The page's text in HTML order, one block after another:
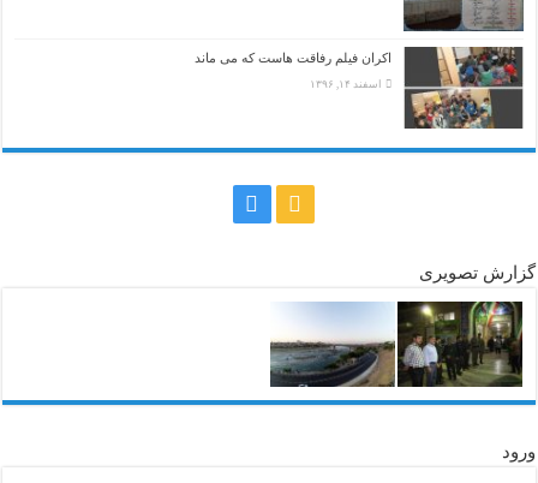
اکران فیلم رفاقت هاست که می ماند
اسفند ۱۴, ۱۳۹۶
گزارش تصویری
ورود